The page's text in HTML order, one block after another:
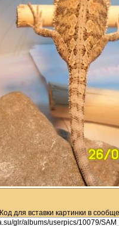
Код для вставки картинки в